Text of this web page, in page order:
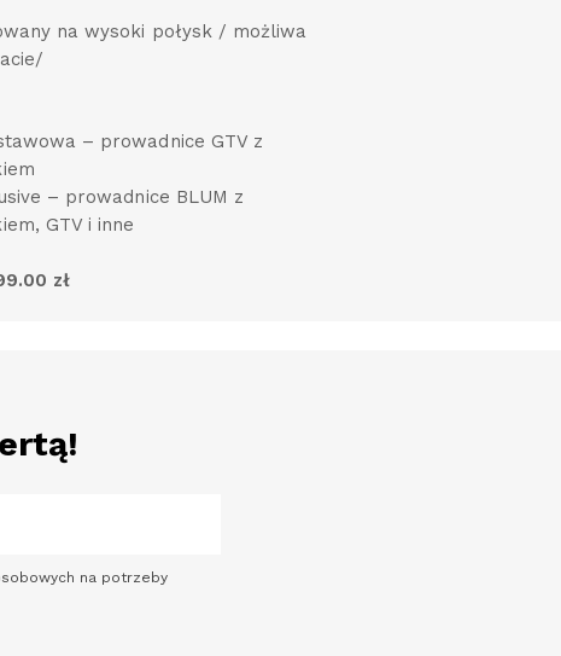
na wysoki połysk / możliwa
– prowadnice GTV z
– prowadnice BLUM z
GTV i inne
zł
na potrzeby